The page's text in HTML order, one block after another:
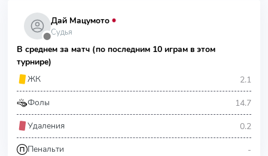
⬤
Дай Мацумото
Судья
В среднем за матч (по последним 10 играм в этом
турнире)
ЖК
2.1
Фолы 14.7
Удаления 0.2
Пенальти -